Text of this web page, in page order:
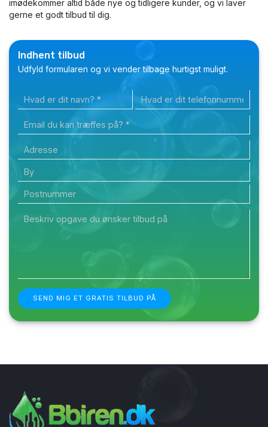
imødekommer altid både nye og tidligere kunder, og vi laver
gerne et godt tilbud til dig.
Indhent tilbud
Udfyld formularen og vi vender tilbage hurtigst muligt​.
Adresse
By
Postnummer